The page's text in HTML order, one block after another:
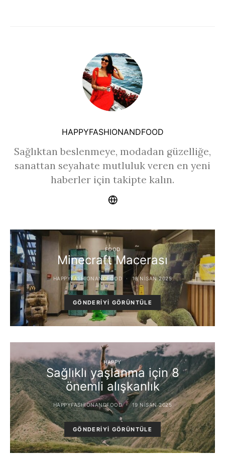
HAPPYFASHIONANDFOOD
Sağlıktan beslenmeye, modadan güzelliğe,
sanattan seyahate mutluluk veren en yeni
haberler için takipte kalın.
FOOD
Minecraft Macerası
HAPPYFASHIONANDFOOD 18 NISAN 2025
GÖNDERIYI GÖRÜNTÜLE
HAPPY
Sağlıklı yaşlanma için 8
önemli alışkanlık
HAPPYFASHIONANDFOOD 19 NISAN 2025
GÖNDERIYI GÖRÜNTÜLE